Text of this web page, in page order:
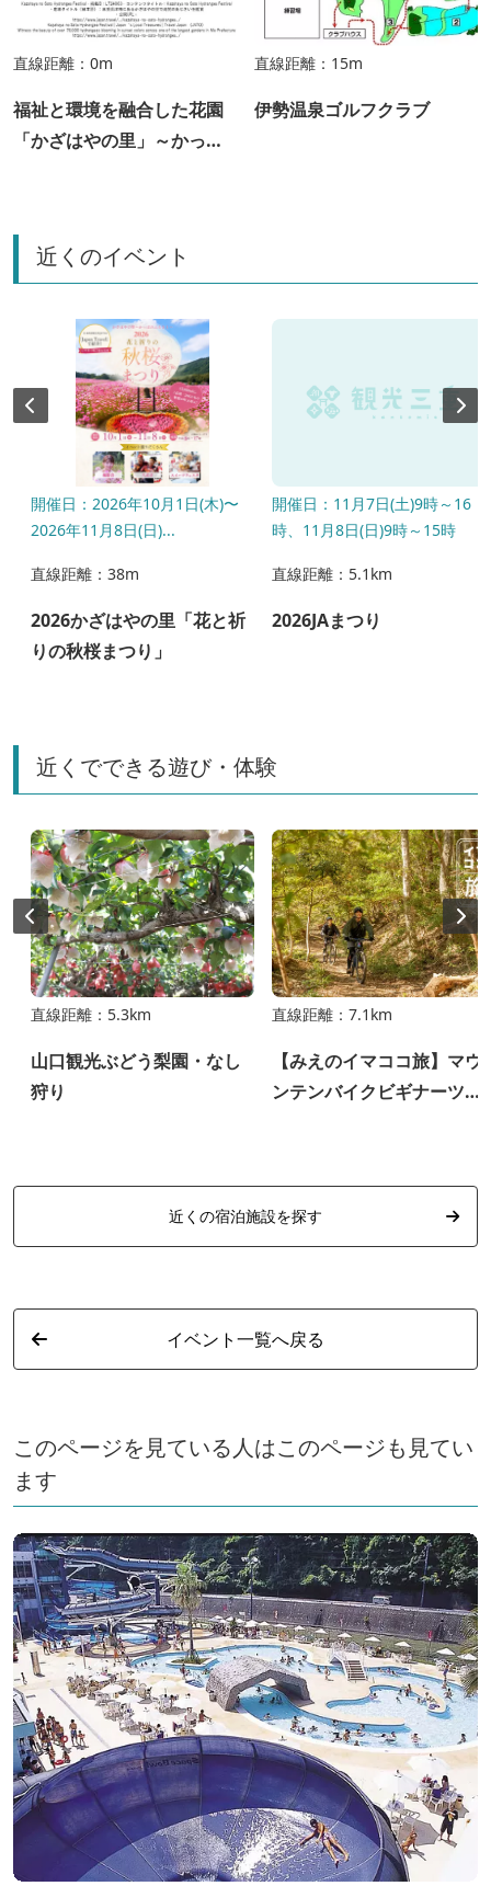
直線距離：0m
福祉と環境を融合した花園
「かざはやの里」～かっぱ
直線距離：15m
伊勢温泉ゴルフクラブ
近くのイベント
開催日：2026年10月1日(木)〜
2026年11月8日(日)...
直線距離：38m
2026かざはやの里「花と祈
りの秋桜まつり」
開催日：11月7日(土)9時～16
時、11月8日(日)9時～15時
直線距離：5.1km
2026JAまつり
近くでできる遊び・体験
直線距離：5.3km
山口観光ぶどう梨園・なし
狩り
直線距離：7.1km
【みえのイマココ旅】マウ
ンテンバイクビギナーツア
近くの宿泊施設を探す
イベント一覧へ戻る
このページを見ている人はこのページも見てい
ます